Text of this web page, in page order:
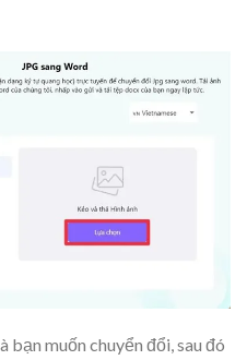
bạn muốn chuyển đổi, sau đó